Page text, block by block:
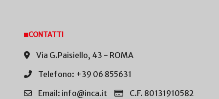
CONTATTI
Via G.Paisiello, 43 - ROMA
Telefono: +39 06 855631
Email: info@inca.it
C.F. 80131910582